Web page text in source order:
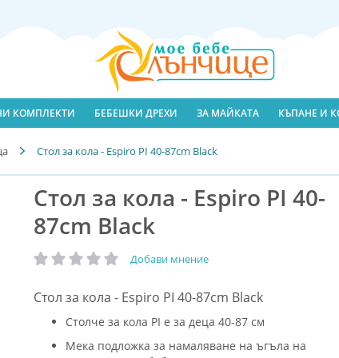
КОМПЛЕКТИ БЕБЕШКИ ДРЕХИ ЗА МАЙКАТА КЪПАНЕ И
Стол за кола - Espiro PI 40-87cm Black
Стол за кола - Espiro PI 40-
87cm Black
рейтинг: Добави мнение
Стол за кола - Espiro PI 40-87cm Black
Столче за кола PI е за деца 40-87 см
Мека подложка за намаляване на ъгъла на